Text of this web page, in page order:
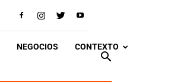
NEGOCIOS CONTEXTO